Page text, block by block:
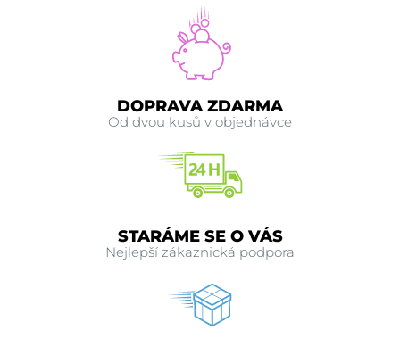
DOPRAVA ZDARMA
Od dvou kusů v objednávce
STARÁME SE O VÁS
Nejlepší zákaznická podpora